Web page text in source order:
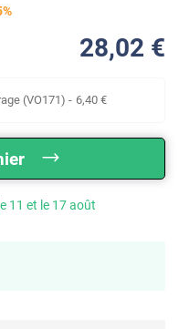
%
28,02 €
(VO171) - 6,40 €
11 et le 17 août